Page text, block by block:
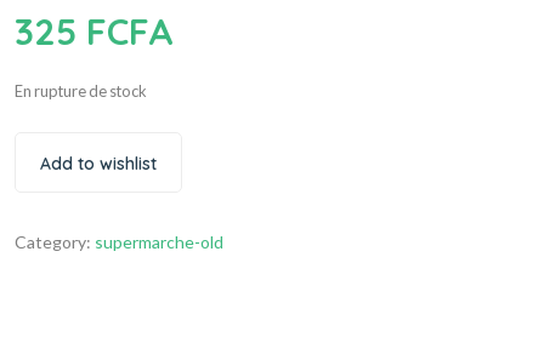
325 FCFA
En rupture de stock
Add to wishlist
Category: supermarche-old